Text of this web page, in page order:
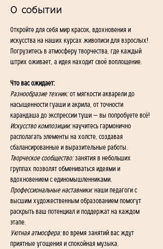
О событии
Откройте для себя мир красок, вдохновения и
искусства на наших курсах живописи для взрослых!
Погрузитесь в атмосферу творчества, где каждый
штрих оживает, а идея находит своё воплощение.
Что вас ожидает:
Разнообразие техник: от мягкости акварели до
насыщенности гуаши и акрила, от точности
карандаша до экспрессии туши — вы попробуете всё!
Искусство композиции: научитесь гармонично
располагать элементы на холсте, создавая
сбалансированные и выразительные работы.
Творческое сообщество: занятия в небольших
группах позволят обмениваться идеями и
вдохновением с единомышленниками.
Профессиональные наставники: наши педагоги с
высшим художественным образованием помогут
раскрыть ваш потенциал и поддержат на каждом
этапе.
Уютная атмосфера: во время занятий вас ждут
приятные угощения и спокойная музыка.